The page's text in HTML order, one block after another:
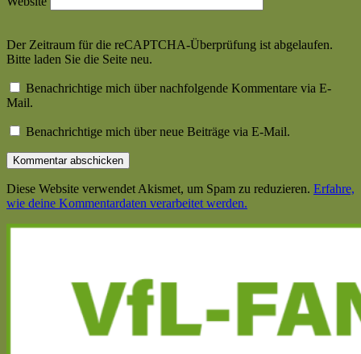
Der Zeitraum für die reCAPTCHA-Überprüfung ist abgelaufen.
Bitte laden Sie die Seite neu.
Benachrichtige mich über nachfolgende Kommentare via E-
Mail.
Benachrichtige mich über neue Beiträge via E-Mail.
Diese Website verwendet Akismet, um Spam zu reduzieren. Erfahre,
wie deine Kommentardaten verarbeitet werden.
Haupt-